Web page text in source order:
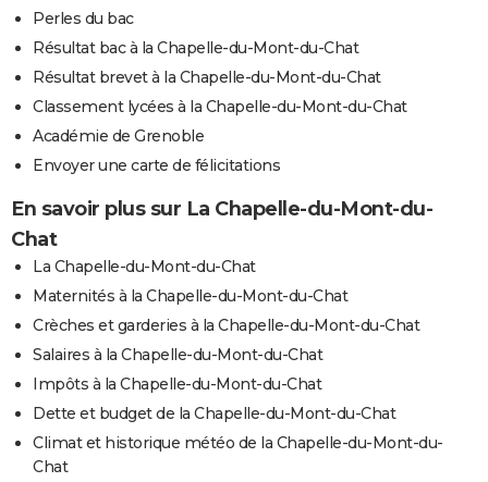
Perles du bac
Résultat bac à la Chapelle-du-Mont-du-Chat
Résultat brevet à la Chapelle-du-Mont-du-Chat
Classement lycées à la Chapelle-du-Mont-du-Chat
Académie de Grenoble
Envoyer une carte de félicitations
En savoir plus sur La Chapelle-du-Mont-du-
Chat
La Chapelle-du-Mont-du-Chat
Maternités à la Chapelle-du-Mont-du-Chat
Crèches et garderies à la Chapelle-du-Mont-du-Chat
Salaires à la Chapelle-du-Mont-du-Chat
Impôts à la Chapelle-du-Mont-du-Chat
Dette et budget de la Chapelle-du-Mont-du-Chat
Climat et historique météo de la Chapelle-du-Mont-du-
Chat